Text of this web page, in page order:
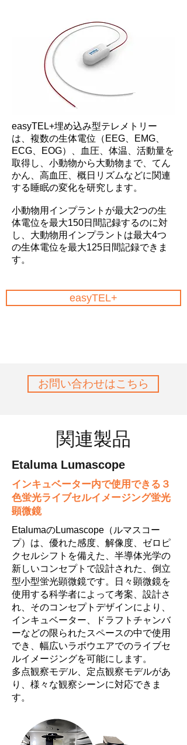
easyTEL+埋め込み型テレメトリー
は、複数の生体電位（EEG、EMG、
ECG、EOG）、血圧、体温、活動量を
取得し、小動物から大動物まで、てん
かん、高血圧、概日リズムなどに関連
する睡眠の変化を研究します。
小動物用インプラントが最大2つの生
体電位を最大150日間記録するのに対
し、大動物用インプラントは最大4つ
の生体電位を最大125日間記録できま
す。
easyTEL+
お問い合わせはこちら
関連製品
Etaluma Lumascope
インキュベーター内で使用できる３
色蛍光ライブセルイメージング蛍光
顕微鏡
EtalumaのLumascope（ルマスコー
プ）は、優れた感度、解像度、ゼロピ
クセルシフトを備えた、半導体光学の
新しいコンセプトで設計された、倒立
型小型蛍光顕微鏡です。日々顕微鏡を
使用する科学者によって考案、設計さ
れ、そのコンセプトデザインにより、
インキュベーター、ドラフトチャンバ
ーなどの限られたスペースの中で使用
でき、幅広いラボウエアでのライブセ
ルイメージングを可能にします。
多点観察モデル、定点観察モデルがあ
り、様々な観察シーンに対応できま
す。